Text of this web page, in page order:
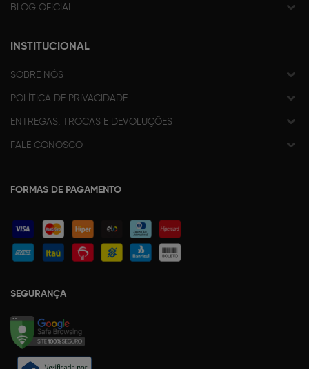
BLOG OFICIAL
INSTITUCIONAL
SOBRE NÓS
POLÍTICA DE PRIVACIDADE
ENTREGAS, TROCAS E DEVOLUÇÕES
FALE CONOSCO
FORMAS DE PAGAMENTO
SEGURANÇA